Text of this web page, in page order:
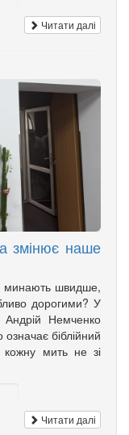
Читати далі
змінює наше
минають швидше,
дорогими? У
Немченко
біблійний
кожну мить не зі
Читати далі